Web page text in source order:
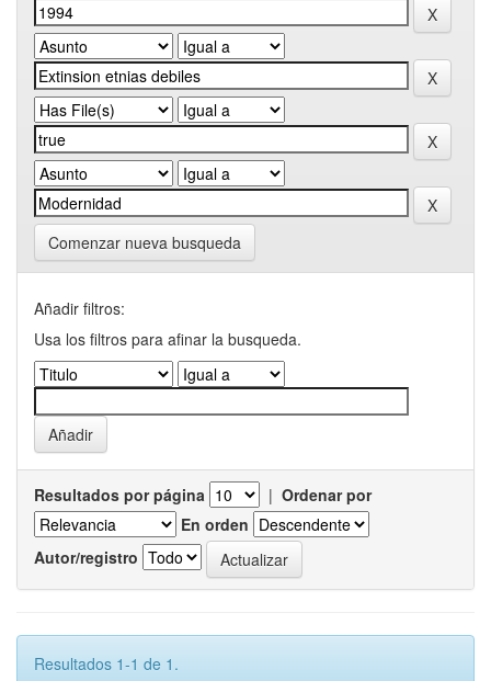
Comenzar nueva busqueda
Añadir filtros:
Usa los filtros para afinar la busqueda.
Resultados por página | Ordenar por
En orden
Autor/registro
Resultados 1-1 de 1.